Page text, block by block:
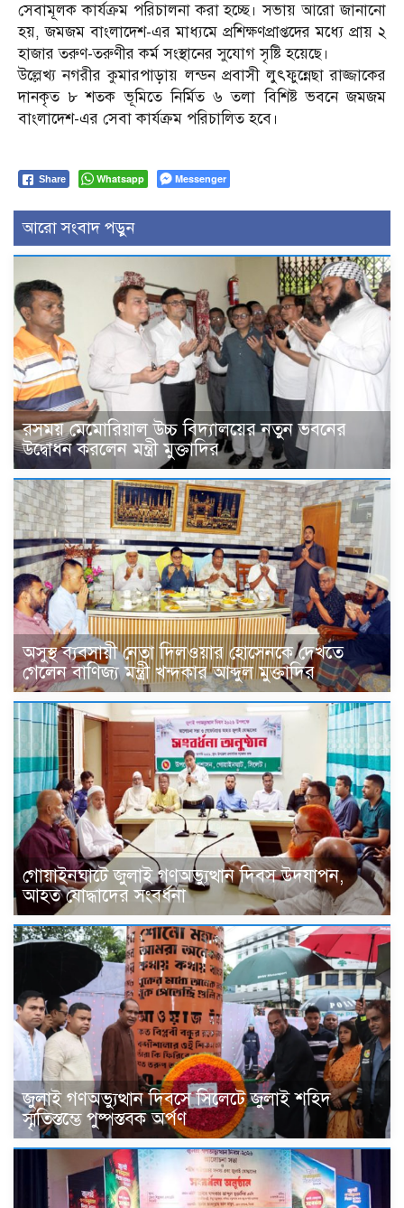
সেবামূলক কার্যক্রম পরিচালনা করা হচ্ছে। সভায় আরো জানানো
হয়, জমজম বাংলাদেশ-এর মাধ্যমে প্রশিক্ষণপ্রাপ্তদের মধ্যে প্রায় ২
হাজার তরুণ-তরুণীর কর্ম সংস্থানের সুযোগ সৃষ্টি হয়েছে।
উল্লেখ্য নগরীর কুমারপাড়ায় লন্ডন প্রবাসী লুৎফুন্নেছা রাজ্জাকের
দানকৃত ৮ শতক ভূমিতে নির্মিত ৬ তলা বিশিষ্ট ভবনে জমজম
বাংলাদেশ-এর সেবা কার্যক্রম পরিচালিত হবে।
Share Whatsapp Messenger
আরো সংবাদ পড়ুন
রসময় মেমোরিয়াল উচ্চ বিদ্যালয়ের নতুন ভবনের
উদ্বোধন করলেন মন্ত্রী মুক্তাদির
অসুস্থ ব্যবসায়ী নেতা দিলওয়ার হোসেনকে দেখতে
গেলেন বাণিজ্য মন্ত্রী খন্দকার আব্দুল মুক্তাদির
গোয়াইনঘাটে জুলাই গণঅভ্যুত্থান দিবস উদযাপন,
আহত যোদ্ধাদের সংবর্ধনা
জুলাই গণঅভ্যুত্থান দিবসে সিলেটে জুলাই শহিদ
স্মৃতিস্তম্ভে পুষ্পস্তবক অর্পণ